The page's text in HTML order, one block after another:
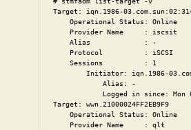
Target: iqn.1986-
    Operational Status: Online
    Provider Name     : iscsit
    Alias             : -
    Protocol          : iSCSI
    Sessions          : 1
Initiator: iqn.1986-
            Alias: -
Logged in since: Mon
Target: wwn.21000024FF2EB9F9
    Operational Status: Online
    Provider Name     : qlt